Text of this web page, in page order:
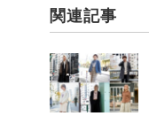
関連記事